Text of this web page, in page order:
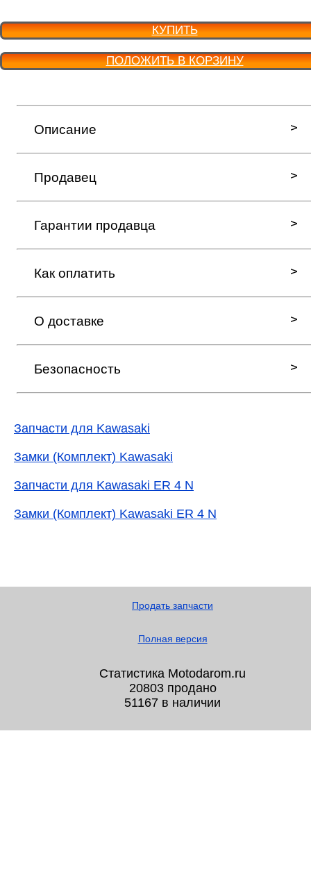
КУПИТЬ
ПОЛОЖИТЬ В КОРЗИНУ
Описание
Продавец
Гарантии продавца
Как оплатить
О доставке
Безопасность
Запчасти для Kawasaki
Замки (Комплект) Kawasaki
Запчасти для Kawasaki ER 4 N
Замки (Комплект) Kawasaki ER 4 N
Продать запчасти
Полная версия
Статистика Motodarom.ru
20803 продано
51167 в наличии